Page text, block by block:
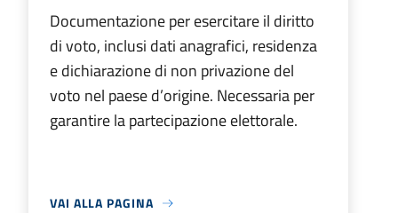
Documentazione per esercitare il diritto
di voto, inclusi dati anagrafici, residenza
e dichiarazione di non privazione del
voto nel paese d’origine. Necessaria per
garantire la partecipazione elettorale.
VAI ALLA PAGINA